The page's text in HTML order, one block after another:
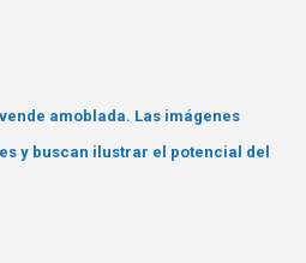
amoblada. Las imágenes
y buscan ilustrar el potencial del